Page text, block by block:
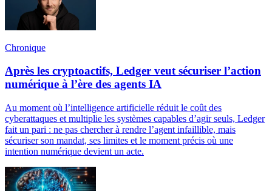
Chronique
Après les cryptoactifs, Ledger veut sécuriser l’action
numérique à l’ère des agents IA
Au moment où l’intelligence artificielle réduit le coût des
cyberattaques et multiplie les systèmes capables d’agir seuls, Ledger
fait un pari : ne pas chercher à rendre l’agent infaillible, mais
sécuriser son mandat, ses limites et le moment précis où une
intention numérique devient un acte.